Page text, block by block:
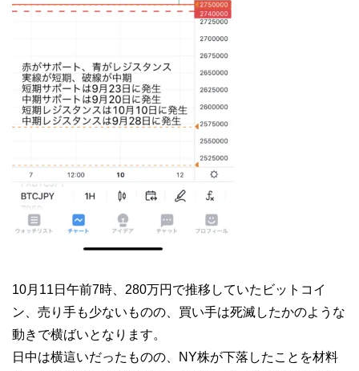
10月11日午前7時、280万円で推移していたビットコイ
ン、売り手も少ないものの、買い手は死滅したかのような
動きで横ばいとなります。
日中は横這いだったものの、NY株が下落したことを材料